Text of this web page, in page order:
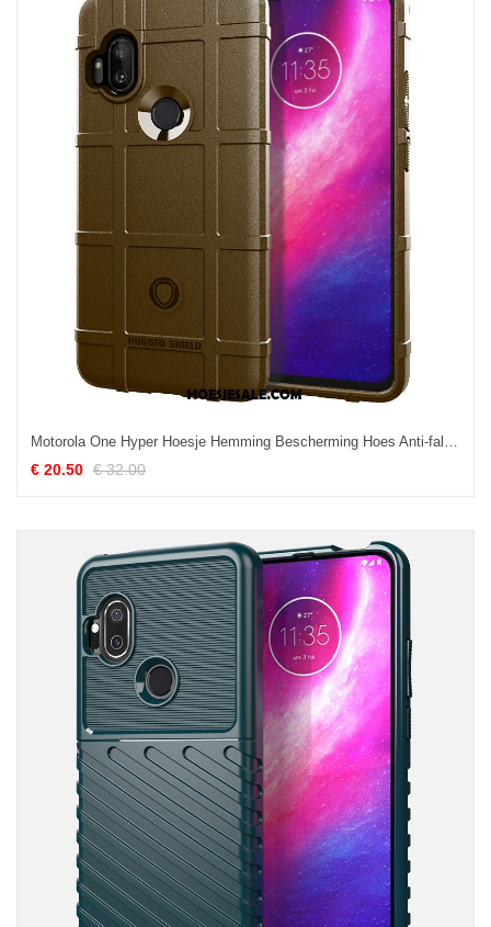
Motorola One Hyper Hoesje Hemming Bescherming Hoes Anti-fall Eenvoudige Goedkoop
€ 20.50 € 32.00